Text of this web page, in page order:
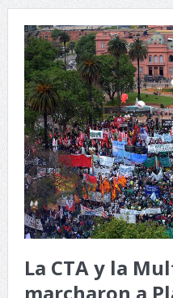
La CTA y la
marcharon a